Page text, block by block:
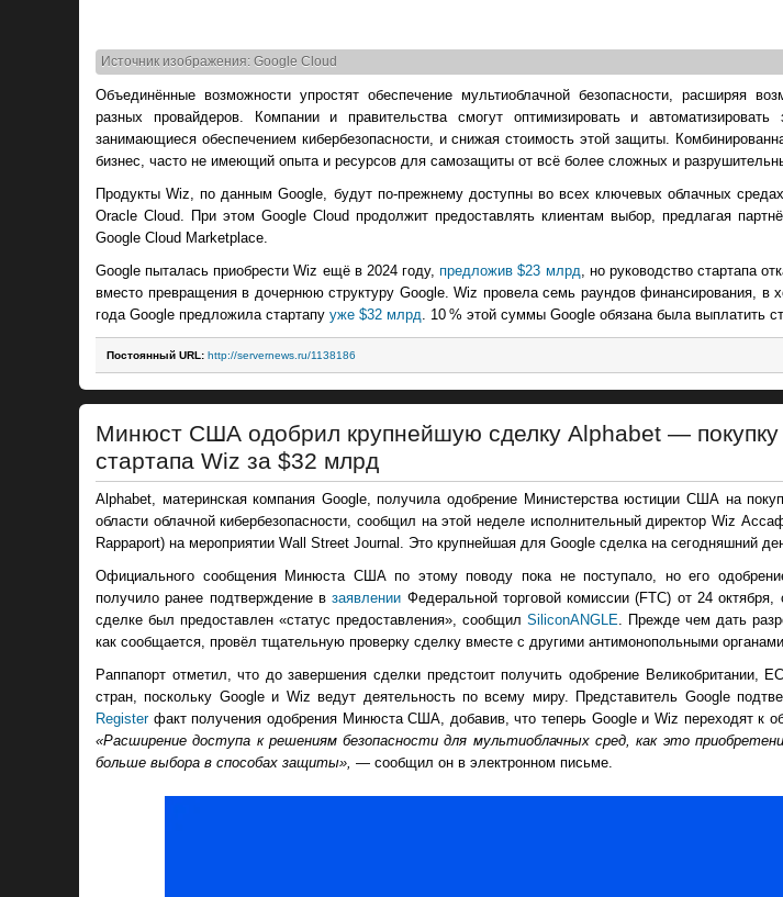
Источник изображения: Google Cloud
Объединённые возможности упростят обеспечение мультиоблачной безопасности, расширяя
разных провайдеров. Компании и правительства смогут оптимизировать и
занимающиеся обеспечением кибербезопасности, и снижая стоимость этой защиты.
бизнес, часто не имеющий опыта и ресурсов для самозащиты от всё более сложных и
Продукты Wiz, по данным Google, будут по-прежнему доступны во всех ключевых облачных
Oracle Cloud. При этом Google Cloud продолжит предоставлять клиентам выбор, предлагая
Google Cloud Marketplace.
Google пыталась приобрести Wiz ещё в 2024 году,предложив $23 млрд , но руководство стартапа
вместо превращения в дочернюю структуру Google. Wiz провела семь раундов финансирования, в
года Google предложила стартапу уже $32 млрд . 10 % этой суммы Google обязана была выплатить
Постоянный URL: http://servernews.ru/1138186
Минюст США одобрил крупнейшую сделку Alphabet — покупку
стартапа Wiz за $32 млрд
Alphabet, материнская компания Google, получила одобрение Министерства юстиции США на
области облачной кибербезопасности, сообщил на этой неделе исполнительный директор Wiz
Rappaport) на мероприятии Wall Street Journal. Это крупнейшая для Google сделка на сегодняшний
Официального сообщения Минюста США по этому поводу пока не поступало, но его
получило ранее подтверждение взаявлении Федеральной торговой комиссии (FTC) от 24 октября,
сделке был предоставлен «статус предоставления», сообщил SiliconANGLE . Прежде чем дать
как сообщается, провёл тщательную проверку сделку вместе с другими антимонопольными органами.
Раппапорт отметил, что до завершения сделки предстоит получить одобрение Великобритании,
стран, поскольку Google и Wiz ведут деятельность по всему миру. Представитель Google
Registerфакт получения одобрения Минюста США, добавив, что теперь Google и Wiz переходят к
«Расширение доступа к решениям безопасности для мультиоблачных сред, как это
больше выбора в способах защиты», — сообщил он в электронном письме.